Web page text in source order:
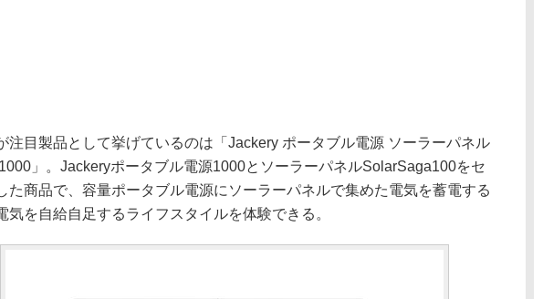
目製品として挙げているのは「Jackery ポータブル電源 ソーラーパネル
」。Jackeryポータブル電源1000とソーラーパネルSolarSaga100をセ
た商品で、容量ポータブル電源にソーラーパネルで集めた電気を蓄電する
気を自給自足するライフスタイルを体験できる。